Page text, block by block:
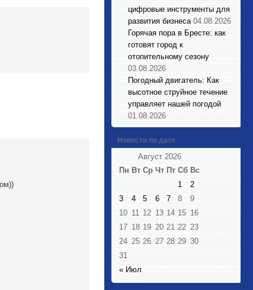
цифровые инструменты для
развития бизнеса 04.08.2026
Горячая пора в Бресте: как
готовят город к
отопительному сезону
03.08.2026
Погодный двигатель: Как
высотное струйное течение
управляет нашей погодой
01.08.2026
Новости по дате
Август 2026
Пн Вт Ср Чт Пт Сб Вс
« Июл
1
2
3
4 5 6 7 8
9
10 11 12 13 14 15 16
17 18 19 20 21 22 23
24 25 26 27 28 29 30
31